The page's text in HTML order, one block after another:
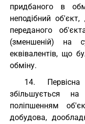
придбаного в
неподібний об'єкт,
переданого
(зменшеній) на
еквівалентів, що
обміну.
14. Первісна
збільшується
поліпшенням
добудова,